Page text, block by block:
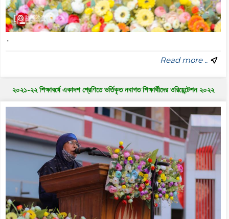
..
Read more ..
২০২১-২২ শিক্ষাবর্ষে একাদশ শ্রেণিতে ভর্তিকৃত নবাগত শিক্ষার্থীদের ওরিয়েন্টেশন ২০২২